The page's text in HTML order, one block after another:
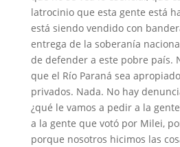
latrocinio que esta gente está
está siendo vendido con
entrega de la soberanía
de defender a este pobre país.
que el Río Paraná sea
privados. Nada. No hay
¿qué le vamos a pedir a la
a la gente que votó por Milei,
porque nosotros hicimos las